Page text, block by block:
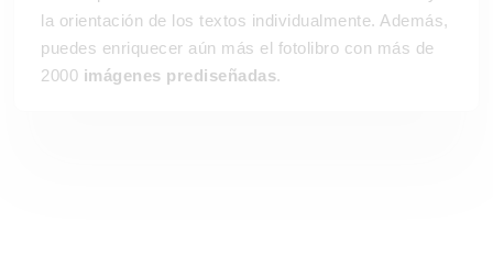
la orientación de los textos individualmente. Además,
puedes enriquecer aún más el fotolibro con más de
2000 imágenes prediseñadas.